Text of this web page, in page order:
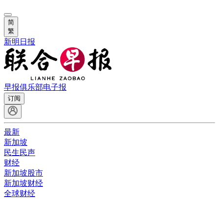
简
繁
新明日报
早报俱乐部电子报
订阅
最新
新加坡
民生民声
财经
新加坡股市
新加坡财经
全球财经